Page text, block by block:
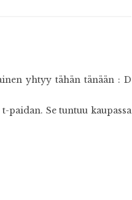
yhtyy tähän tänään : D
Se tuntuu kaupassa